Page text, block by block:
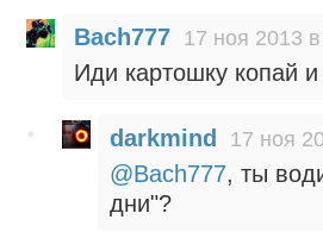
Bach777 17 ноя 2013
Иди картошку копай
darkmind 17 ноя
@Bach777, ты
дни"?